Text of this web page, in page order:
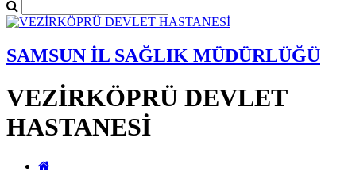
SAMSUN İL SAĞLIK MÜDÜRLÜĞÜ
VEZİRKÖPRÜ DEVLET
HASTANESİ